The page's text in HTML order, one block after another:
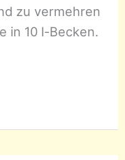
zu vermehren
in 10 l-Becken.